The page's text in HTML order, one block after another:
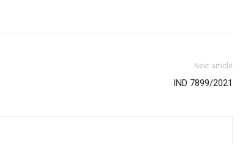
Next article
IND 7899/2021